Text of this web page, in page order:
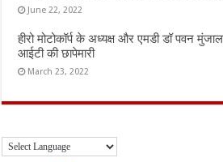
June 22, 2022
हीरो मोटोकॉर्प के अध्यक्ष और एमडी डॉ पवन
आईटी की छापेमारी
March 23, 2022